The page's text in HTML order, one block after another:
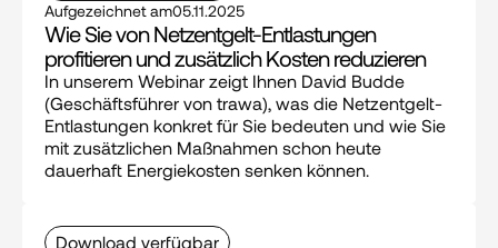
Aufgezeichnet am05.11.2025
Wie Sie von Netzentgelt-Entlastungen
profitieren und zusätzlich Kosten reduzieren
In unserem Webinar zeigt Ihnen David Budde
(Geschäftsführer von trawa), was die Netzentgelt-
Entlastungen konkret für Sie bedeuten und wie Sie
mit zusätzlichen Maßnahmen schon heute
dauerhaft Energiekosten senken können.
Download verfügbar